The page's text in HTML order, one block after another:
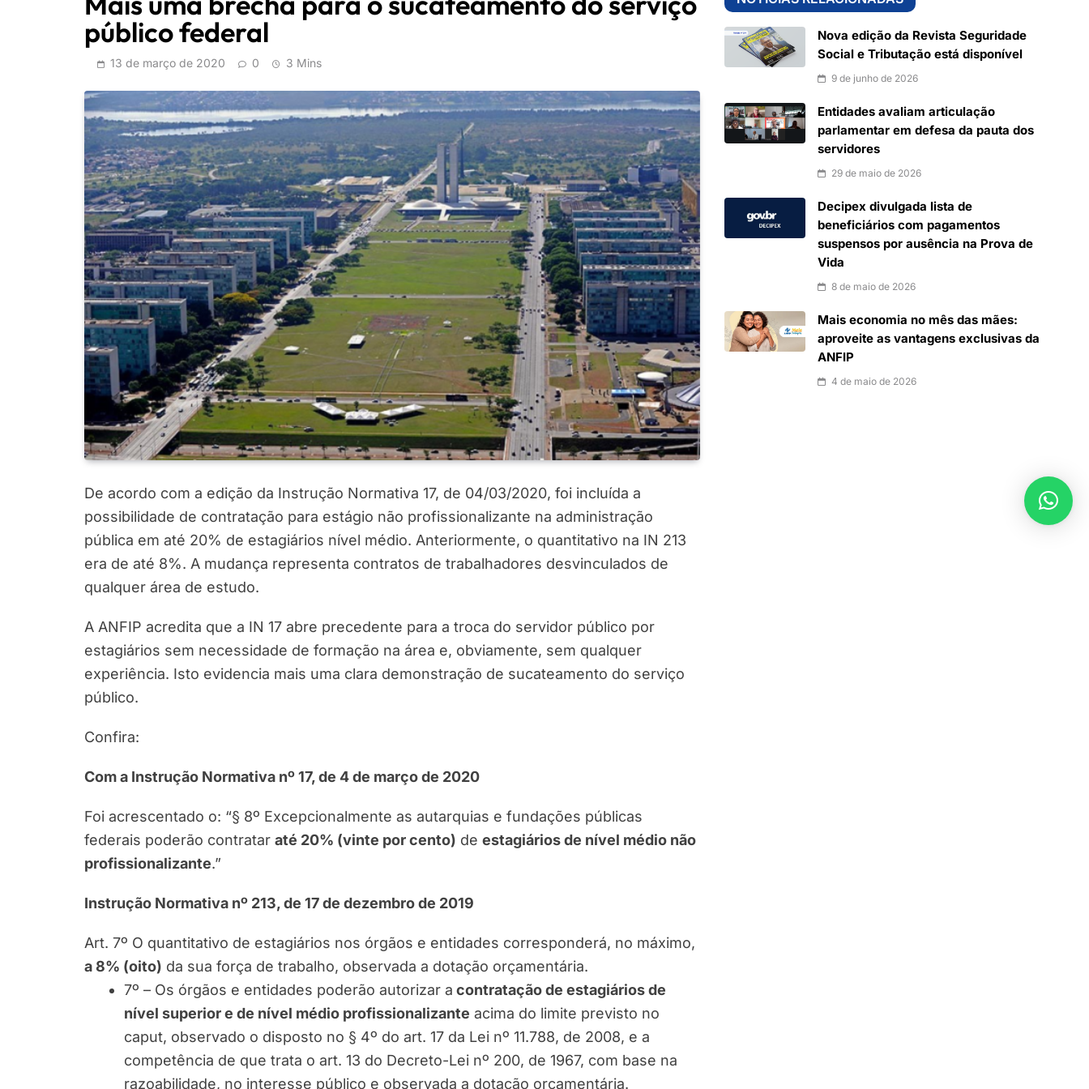
público federal
13 de março de 2020 0 3 Mins
De acordo com a edição da Instrução Normativa 17, de 04/03/2020, foi incluída a
possibilidade de contratação para estágio não profissionalizante na administração
pública em até 20% de estagiários nível médio. Anteriormente, o quantitativo na IN 213
era de até 8%. A mudança representa contratos de trabalhadores desvinculados de
qualquer área de estudo.
A ANFIP acredita que a IN 17 abre precedente para a troca do servidor público por
estagiários sem necessidade de formação na área e, obviamente, sem qualquer
experiência. Isto evidencia mais uma clara demonstração de sucateamento do serviço
público.
Confira:
Com a Instrução Normativa nº 17, de 4 de março de 2020
Foi acrescentado o: “§ 8º Excepcionalmente as autarquias e fundações públicas
federais poderão contratar até 20% (vinte por cento) de estagiários de nível médio não
profissionalizante.”
Instrução Normativa nº 213, de 17 de dezembro de 2019
Art. 7º O quantitativo de estagiários nos órgãos e entidades corresponderá, no máximo,
a 8% (oito) da sua força de trabalho, observada a dotação orçamentária.
7º – Os órgãos e entidades poderão autorizar a contratação de estagiários de
nível superior e de nível médio profissionalizante acima do limite previsto no
caput, observado o disposto no § 4º do art. 17 da Lei nº 11.788, de 2008, e a
competência de que trata o art. 13 do Decreto-Lei nº 200, de 1967, com base na
razoabilidade, no interesse público e observada a dotação orçamentária.
Nova edição da Revista Seguridade
Social e Tributação está disponível
9 de junho de 2026
Entidades avaliam articulação
parlamentar em defesa da pauta dos
servidores
29 de maio de 2026
Decipex divulgada lista de
beneficiários com pagamentos
suspensos por ausência na Prova de
Vida
8 de maio de 2026
Mais economia no mês das mães:
aproveite as vantagens exclusivas da
ANFIP
4 de maio de 2026